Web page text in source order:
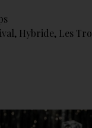
, Hybride, Les